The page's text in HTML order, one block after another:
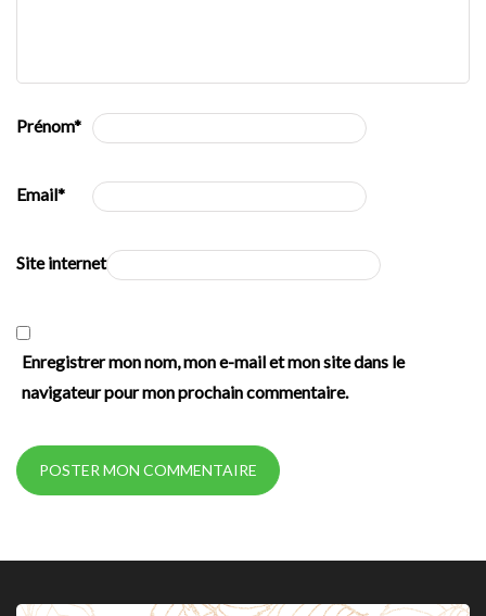
Prénom*
Email*
Site internet
Enregistrer mon nom, mon e-mail et mon site dans le
navigateur pour mon prochain commentaire.